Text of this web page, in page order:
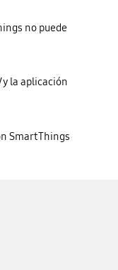
no puede
y la aplicación
SmartThings